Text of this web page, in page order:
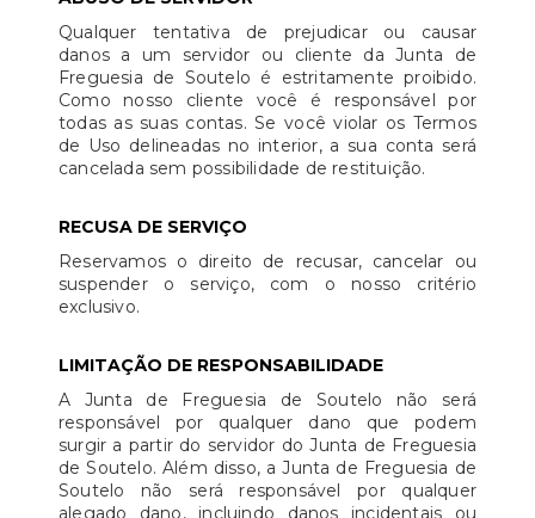
Qualquer tentativa de prejudicar ou causar
danos a um servidor ou cliente da Junta de
Freguesia de Soutelo é estritamente proibido.
Como nosso cliente você é responsável por
todas as suas contas. Se você violar os Termos
de Uso delineadas no interior, a sua conta será
cancelada sem possibilidade de restituição.
RECUSA DE SERVIÇO
Reservamos o direito de recusar, cancelar ou
suspender o serviço, com o nosso critério
exclusivo.
LIMITAÇÃO DE RESPONSABILIDADE
A Junta de Freguesia de Soutelo não será
responsável por qualquer dano que podem
surgir a partir do servidor do Junta de Freguesia
de Soutelo. Além disso, a Junta de Freguesia de
Soutelo não será responsável por qualquer
alegado dano, incluindo danos incidentais ou